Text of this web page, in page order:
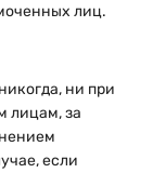
лиц.
ни при
лицам, за
если